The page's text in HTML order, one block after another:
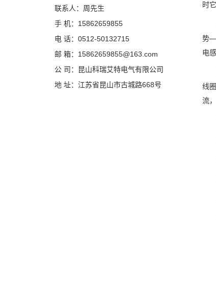
时
电
势
电
电
线
流
电
串
1)
2)
3)
4)
联系人：周先生
手 机：15862659855
电 话：0512-50132715
邮 箱：15862659855@163.com
公 司：昆山科瑞艾特电气有限公司
地 址：江苏省昆山市古城路668号